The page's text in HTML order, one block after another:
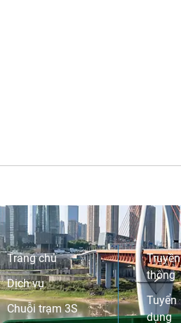
Trang chủ
Dịch vụ
Chuỗi trạm 3S
Truyền
thông
Tuyển
dụng